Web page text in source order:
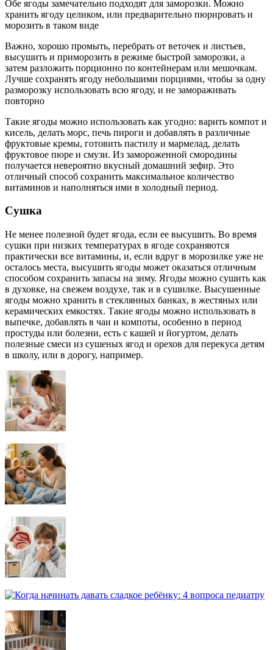
Обе ягоды замечательно подходят для заморозки. Можно
хранить ягоду целиком, или предварительно пюрировать и
морозить в таком виде
Важно, хорошо промыть, перебрать от веточек и листьев,
высушить и приморозить в режиме быстрой заморозки, а
затем разложить порционно по контейнерам или мешочкам.
Лучше сохранять ягоду небольшими порциями, чтобы за одну
разморозку использовать всю ягоду, и не замораживать
повторно
Такие ягоды можно использовать как угодно: варить компот и
кисель, делать морс, печь пироги и добавлять в различные
фруктовые кремы, готовить пастилу и мармелад, делать
фруктовое пюре и смузи. Из замороженной смородины
получается невероятно вкусный домашний зефир. Это
отличный способ сохранить максимальное количество
витаминов и наполняться ими в холодный период.
Сушка
Не менее полезной будет ягода, если ее высушить. Во время
сушки при низких температурах в ягоде сохраняются
практически все витамины, и, если вдруг в морозилке уже не
осталось места, высушить ягоды может оказаться отличным
способом сохранить запасы на зиму. Ягоды можно сушить как
в духовке, на свежем воздухе, так и в сушилке. Высушенные
ягоды можно хранить в стеклянных банках, в жестяных или
керамических емкостях. Такие ягоды можно использовать в
выпечке, добавлять в чаи и компоты, особенно в период
простуды или болезни, есть с кашей и йогуртом, делать
полезные смеси из сушеных ягод и орехов для перекуса детям
в школу, или в дорогу, например.